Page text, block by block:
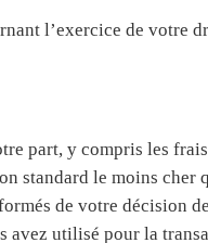
l’exercice de votre
part, y compris les
standard le moins cher
de votre décision
utilisé pour la